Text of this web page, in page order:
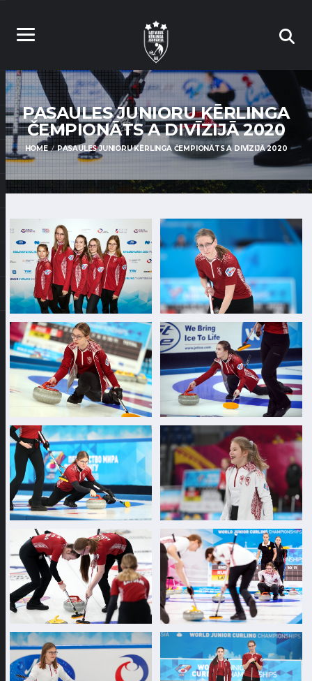
PASAULES JUNIORU KĒRLINGA
ČEMPIONĀTS A DIVĪZIJĀ 2020
HOME PASAULES JUNIORU KĒRLINGA ČEMPIONĀTS A DIVĪZIJĀ 2020